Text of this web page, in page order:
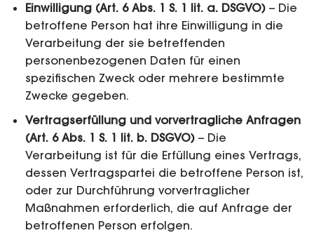
Einwilligung (Art. 6 Abs. 1 S. 1 lit. a. DSGVO)– Die
betroffene Person hat ihre Einwilligung in die
Verarbeitung der sie betreffenden
personenbezogenen Daten für einen
spezifischen Zweck oder mehrere bestimmte
Zwecke gegeben.
Vertragserfüllung und vorvertragliche Anfragen
(Art. 6 Abs. 1 S. 1 lit. b. DSGVO)– Die
Verarbeitung ist für die Erfüllung eines Vertrags,
dessen Vertragspartei die betroffene Person ist,
oder zur Durchführung vorvertraglicher
Maßnahmen erforderlich, die auf Anfrage der
betroffenen Person erfolgen.